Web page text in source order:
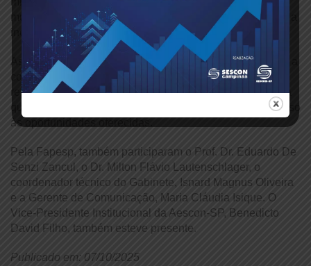
multiplicador de informações estratégicas para fortalecer a
inovação nas micro e pequenas empresas.
As lideranças acenaram com a possibilidade de estreitar a
cooperação entre instituições de pesquisa, entidades
representativas e setor produtivo, criando condições para
que um número cada vez maior de empresas tenha acesso
às oportunidades oferecidas.
Pela Fapesp, também participaram o Prof. Dr. Eduardo De
Senzi Zancul, o Dr. Milton Flávio Lautenschlager, o
coordenador técnico do Gabinete, Isnard Magnus Oliveira
e a Gerente de Comunicação, Maria Cláudia Isique. O
Vice-Presidente Institucional da Aescon-SP, Benedicto
David Filho, também esteve presente.
Publicado em: 07/10/2025